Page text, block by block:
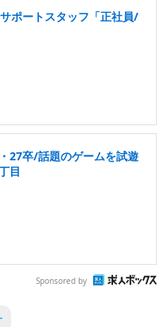
ポートスタッフ「正社員/
27卒/話題のゲームを試遊
目
Sponsored by